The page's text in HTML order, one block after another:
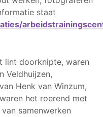
staat
lint doorknipte, waren
Veldhuijzen,
Henk van Winzum,
het roerend met
samenwerken